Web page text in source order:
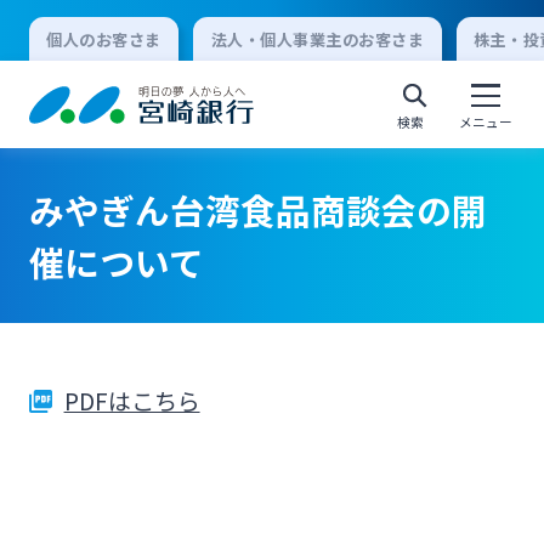
個人のお客さま 法人・個人事業主のお客さま 株主・
検索 メニュー
個人向けインターネットバンキング
ログオン
法人向けインターネットバンキング
みやぎん台湾食品商談会の開
催について
PDFはこちら